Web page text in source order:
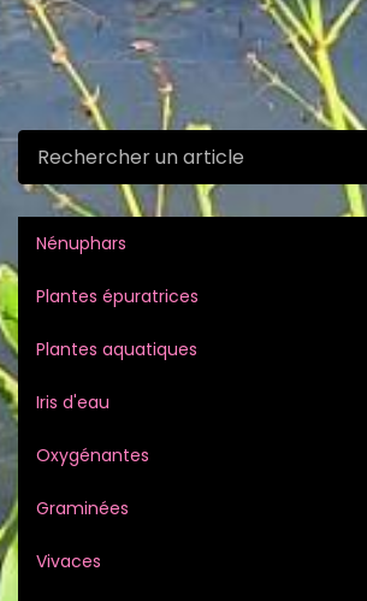
Nénuphars
Plantes épuratrices
Plantes aquatiques
Iris d'eau
Oxygénantes
Graminées
Vivaces